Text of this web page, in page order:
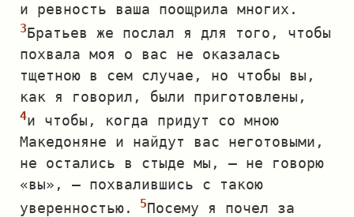
и ревность ваша поощрила многих.
Братьев же послал я для того, чтобы
похвала моя о вас не оказалась
тщетною в сем случае, но чтобы вы,
как я говорил, были приготовлены,
и чтобы, когда придут со мною
Македоняне и найдут вас неготовыми,
не остались в стыде мы, — не говорю
«вы», — похвалившись с такою
уверенностью.
Посему я почел за